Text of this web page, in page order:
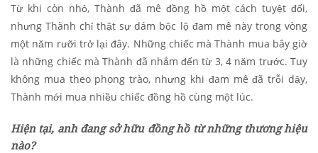
Từ khi còn nhỏ, Thành đã mê đồng hồ một cách tuyệt đối,
nhưng Thành chỉ thật sự dám bộc lộ đam mê này trong vòng
một năm rưỡi trở lại đây. Những chiếc mà Thành mua bây giờ
là những chiếc mà Thành đã nhắm đến từ 3, 4 năm trước. Tuy
không mua theo phong trào, nhưng khi đam mê đã trỗi dậy,
Thành mới mua nhiều chiếc đồng hồ cùng một lúc.
Hiện tại, anh đang sở hữu đồng hồ từ những thương hiệu
nào?